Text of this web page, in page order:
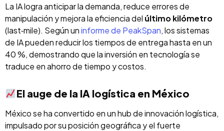
La IA logra anticipar la demanda, reduce errores de
manipulación y mejora la eficiencia del último kilómetro
(last‑mile). Según uninforme de PeakSpan, los sistemas
de IA pueden reducir los tiempos de entrega hasta en un
40 %, demostrando que la inversión en tecnología se
traduce en ahorro de tiempo y costos.
El auge de la IA logística en México
México se ha convertido en un hub de innovación logística,
impulsado por su posición geográfica y el fuerte